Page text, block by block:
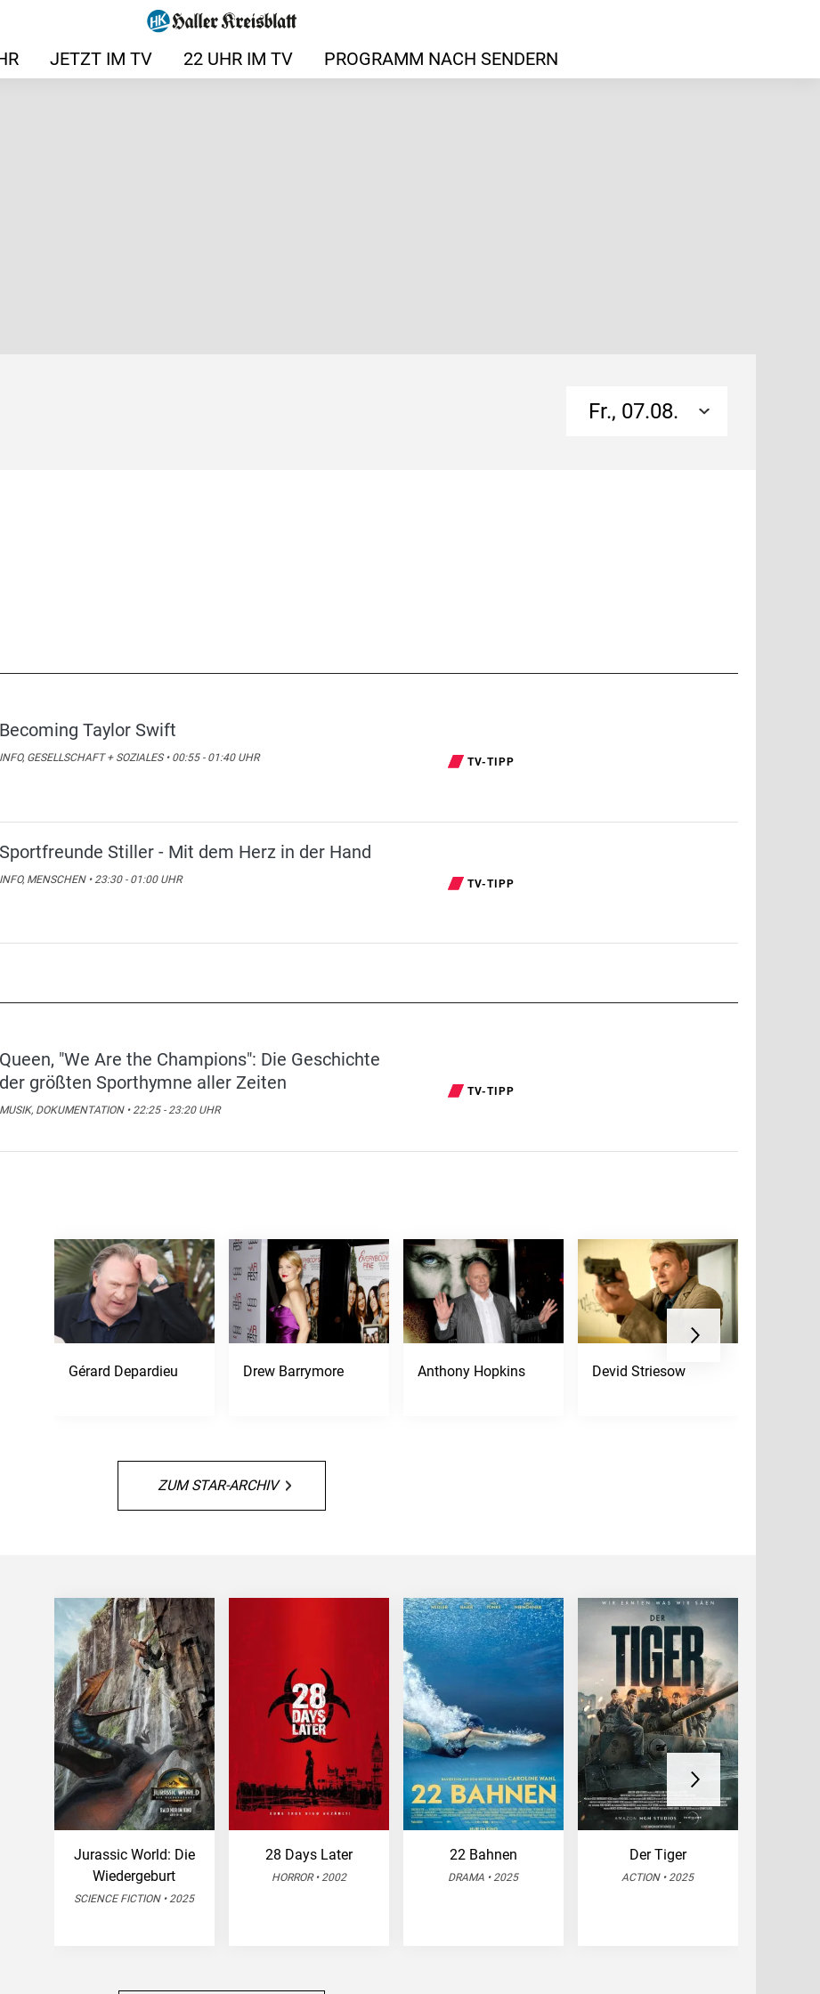
JETZT IM TV 22 UHR IM TV PROGRAMM NACH SENDERN
Fr., 07.08.
Becoming Taylor Swift
INFO, GESELLSCHAFT + SOZIALES • 00:55 - 01:40 UHR TV-TIPP
Sportfreunde Stiller - Mit dem Herz in der Hand
INFO, MENSCHEN • 23:30 - 01:00 UHR TV-TIPP
Queen, "We Are the Champions": Die Geschichte
der größten Sporthymne aller Zeiten
MUSIK, DOKUMENTATION • 22:25 - 23:20 UHR
TV-TIPP
Gérard Depardieu Drew Barrymore Anthony Hopkins Devid Striesow
ZUM STAR-ARCHIV
Jurassic World: Die
Wiedergeburt
SCIENCE FICTION • 2025
28 Days Later
HORROR • 2002
22 Bahnen
DRAMA • 2025
Der Tiger
ACTION • 2025